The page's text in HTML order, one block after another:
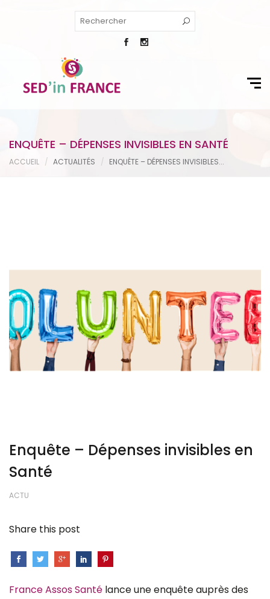
ENQUÊTE – DÉPENSES INVISIBLES EN SANTÉ
ACCUEIL ACTUALITÉS ENQUÊTE – DÉPENSES INVISIBLES...
Enquête – Dépenses invisibles en
Santé
ACTU
Share this post
France Assos Santé lance une enquête auprès des